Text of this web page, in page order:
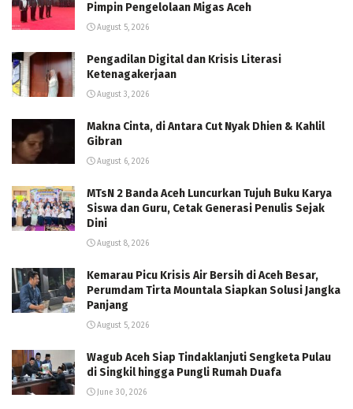
Pimpin Pengelolaan Migas Aceh
August 5, 2026
Pengadilan Digital dan Krisis Literasi
Ketenagakerjaan
August 3, 2026
Makna Cinta, di Antara Cut Nyak Dhien & Kahlil
Gibran
August 6, 2026
MTsN 2 Banda Aceh Luncurkan Tujuh Buku Karya
Siswa dan Guru, Cetak Generasi Penulis Sejak
Dini
August 8, 2026
Kemarau Picu Krisis Air Bersih di Aceh Besar,
Perumdam Tirta Mountala Siapkan Solusi Jangka
Panjang
August 5, 2026
Wagub Aceh Siap Tindaklanjuti Sengketa Pulau
di Singkil hingga Pungli Rumah Duafa
June 30, 2026